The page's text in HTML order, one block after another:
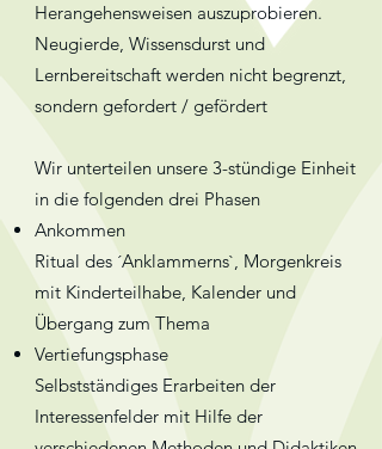
Herangehensweisen auszuprobieren.
Neugierde, Wissensdurst und
Lernbereitschaft werden nicht begrenzt,
sondern gefordert / gefördert
Wir unterteilen unsere 3-stündige Einheit
in die folgenden drei Phasen
Ankommen
Ritual des ´Anklammerns`, Morgenkreis
mit Kinderteilhabe, Kalender und
Übergang zum Thema
Vertiefungsphase
Selbstständiges Erarbeiten der
Interessenfelder mit Hilfe der